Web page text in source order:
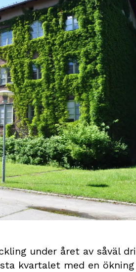
under året av såväl
kvartalet med en